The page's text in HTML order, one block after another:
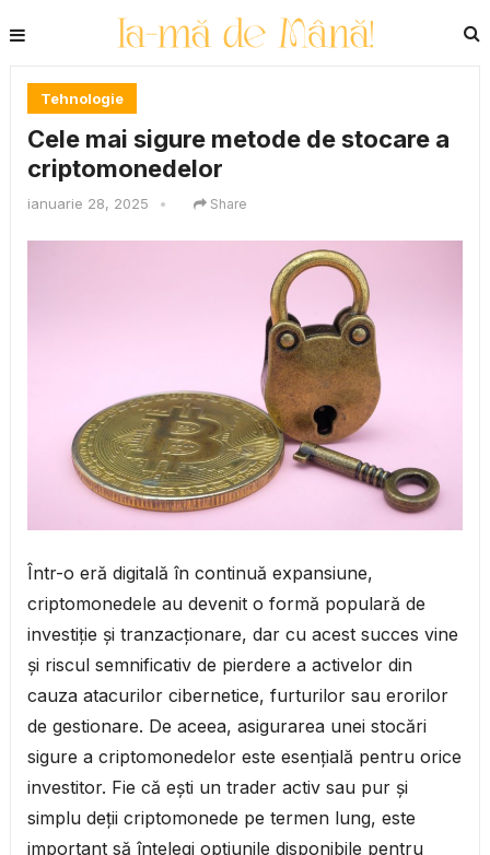
Tehnologie
Cele mai sigure metode de stocare a
criptomonedelor
ianuarie 28, 2025 • Share
Într-o eră digitală în continuă expansiune,
criptomonedele au devenit o formă populară de
investiție și tranzacționare, dar cu acest succes vine
și riscul semnificativ de pierdere a activelor din
cauza atacurilor cibernetice, furturilor sau erorilor
de gestionare. De aceea, asigurarea unei stocări
sigure a criptomonedelor este esențială pentru orice
investitor. Fie că ești un trader activ sau pur și
simplu deții criptomonede pe termen lung, este
important să înțelegi opțiunile disponibile pentru